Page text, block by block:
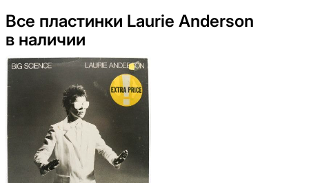
Все пластинки Laurie Anderson
в наличии